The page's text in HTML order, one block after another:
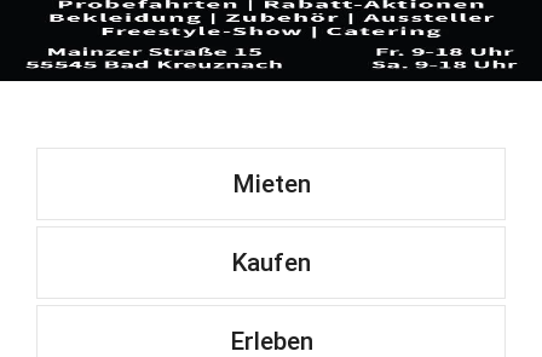
Mieten
Kaufen
Erleben